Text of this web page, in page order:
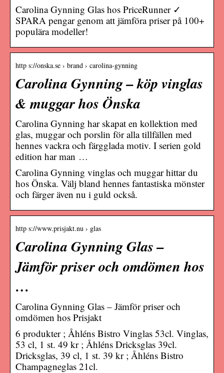
Carolina Gynning Glas hos PriceRunner ✓
SPARA pengar genom att jämföra priser på 100+
populära modeller!
http s://onska.se › brand › carolina-gynning
Carolina Gynning – köp vinglas
& muggar hos Önska
Carolina Gynning har skapat en kollektion med
glas, muggar och porslin för alla tillfällen med
hennes vackra och färgglada motiv. I serien gold
edition har man …
Carolina Gynning vinglas och muggar hittar du
hos Önska. Välj bland hennes fantastiska mönster
och färger även nu i guld också.
http s://www.prisjakt.nu › glas
Carolina Gynning Glas –
Jämför priser och omdömen hos
…
Carolina Gynning Glas – Jämför priser och
omdömen hos Prisjakt
6 produkter ; Åhléns Bistro Vinglas 53cl. Vinglas,
53 cl, 1 st. 49 kr ; Åhléns Dricksglas 39cl.
Dricksglas, 39 cl, 1 st. 39 kr ; Åhléns Bistro
Champagneglas 21cl.